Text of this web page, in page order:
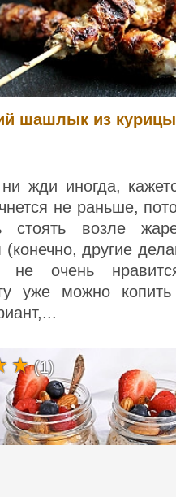
шашлык из
жди иногда,
не раньше,
стоять возле
(конечно, другие
очень
уже можно
(1)